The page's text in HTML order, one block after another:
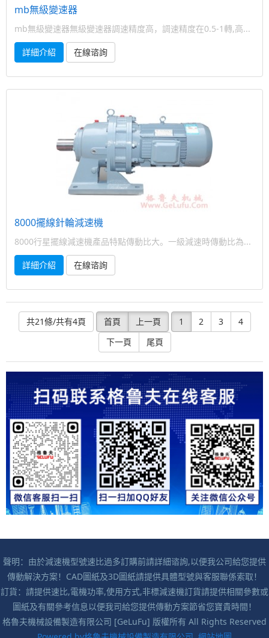
mb無級變速器
mb無級變速器無級變速器調速精度高，調速精度在0.5-1轉,高...
詳細介紹 在線谘詢
8000擺線針輪減速機
8000行星擺線減速機產品特點傳動比大。一級減速時傳動比為...
詳細介紹 在線谘詢
共21條/共有4頁 首頁 上一頁 1 2 3
4
下一頁
尾頁
聲明：由於減速機型號速比過多訂購前請詳細谘詢,以便我公司給您提供
傳動解決方案！CAD圖紙及3D圖紙請提供具體型號與客服聯係索取！
訂貨：請提供速比,電機功率,使用方式,非標減速機訂貨請提供相關參數或
圖紙及有關參考信息以便我司給您提供傳動方案節省您寶貴時間！
格魯夫機械設備製造有限公司 [GeLuFu] 版權所有 All Rights Reserved